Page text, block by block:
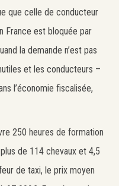
que celle de conducteur
France est bloquée par
la demande n’est pas
et les conducteurs –
l’économie fiscalisée,
250 heures de formation
de 114 chevaux et 4,5
de taxi, le prix moyen